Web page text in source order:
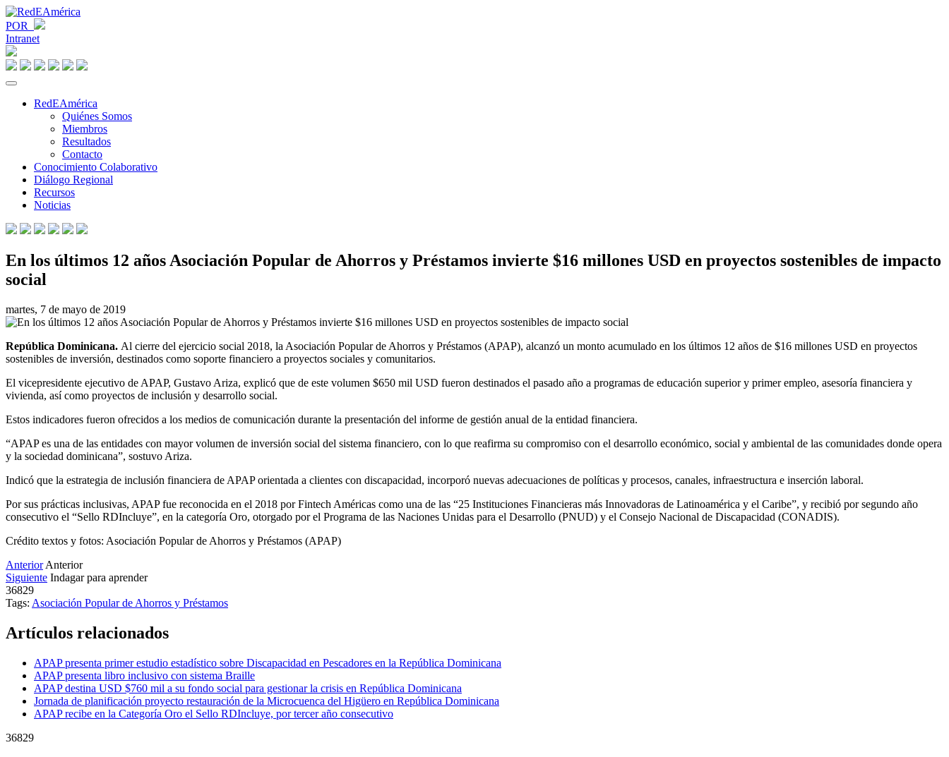
POR
Intranet
RedEAmérica
Quiénes Somos
Miembros
Resultados
Contacto
Conocimiento Colaborativo
Diálogo Regional
Recursos
Noticias
En los últimos 12 años Asociación Popular de Ahorros y Préstamos invierte $16 millones USD en proyectos sostenibles de impacto
social
martes, 7 de mayo de 2019
República Dominicana. Al cierre del ejercicio social 2018, la Asociación Popular de Ahorros y Préstamos (APAP), alcanzó un monto acumulado en los últimos 12 años de $16 millones USD en proyectos
sostenibles de inversión, destinados como soporte financiero a proyectos sociales y comunitarios.
El vicepresidente ejecutivo de APAP, Gustavo Ariza, explicó que de este volumen $650 mil USD fueron destinados el pasado año a programas de educación superior y primer empleo, asesoría financiera y
vivienda, así como proyectos de inclusión y desarrollo social.
Estos indicadores fueron ofrecidos a los medios de comunicación durante la presentación del informe de gestión anual de la entidad financiera.
“APAP es una de las entidades con mayor volumen de inversión social del sistema financiero, con lo que reafirma su compromiso con el desarrollo económico, social y ambiental de las comunidades donde opera
y la sociedad dominicana”, sostuvo Ariza.
Indicó que la estrategia de inclusión financiera de APAP orientada a clientes con discapacidad, incorporó nuevas adecuaciones de políticas y procesos, canales, infraestructura e inserción laboral.
Por sus prácticas inclusivas, APAP fue reconocida en el 2018 por Fintech Américas como una de las “25 Instituciones Financieras más Innovadoras de Latinoamérica y el Caribe”, y recibió por segundo año
consecutivo el “Sello RDIncluye”, en la categoría Oro, otorgado por el Programa de las Naciones Unidas para el Desarrollo (PNUD) y el Consejo Nacional de Discapacidad (CONADIS).
Crédito textos y fotos: Asociación Popular de Ahorros y Préstamos (APAP)
Anterior Anterior
Siguiente Indagar para aprender
36829
Tags: Asociación Popular de Ahorros y Préstamos
Artículos relacionados
APAP presenta primer estudio estadístico sobre Discapacidad en Pescadores en la República Dominicana
APAP presenta libro inclusivo con sistema Braille
APAP destina USD $760 mil a su fondo social para gestionar la crisis en República Dominicana
Jornada de planificación proyecto restauración de la Microcuenca del Higüero en República Dominicana
APAP recibe en la Categoría Oro el Sello RDIncluye, por tercer año consecutivo
36829